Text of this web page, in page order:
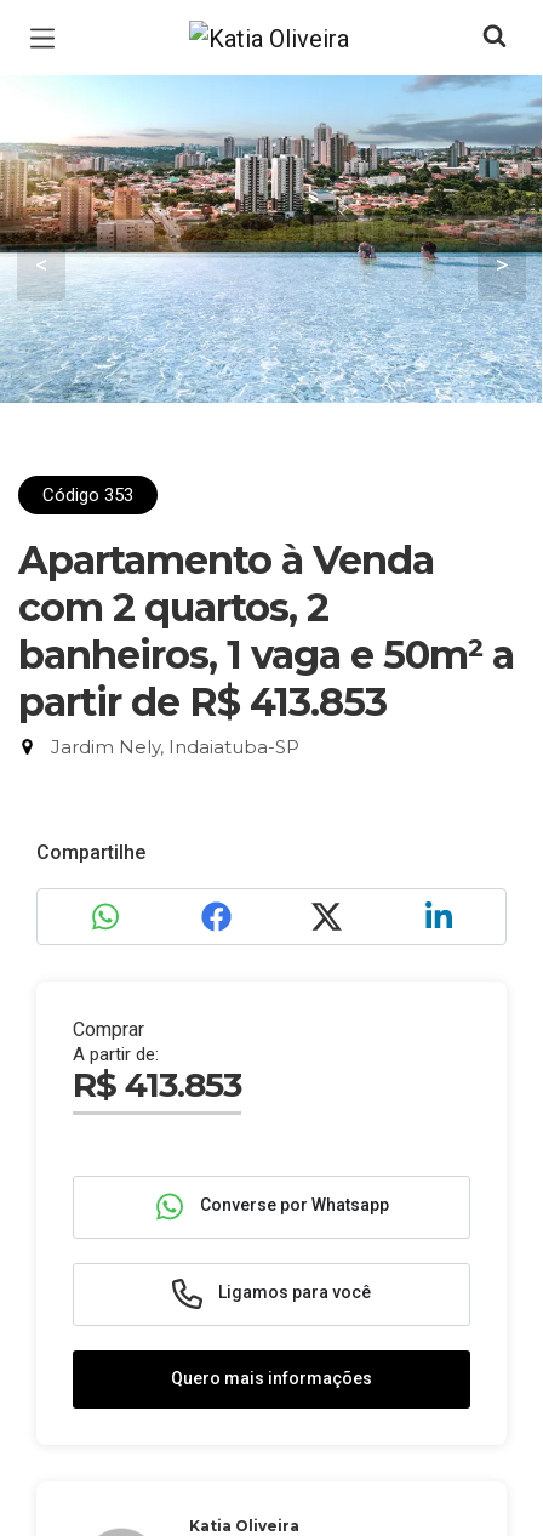
Página inicial
< >
Código 353
Apartamento à Venda
com 2 quartos, 2
banheiros, 1 vaga e 50m² a
partir de R$ 413.853
Jardim Nely, Indaiatuba-SP
Compartilhe
Comprar
A partir de:
R$ 413.853
Converse por Whatsapp
Ligamos para você
Quero mais informações
Katia Oliveira